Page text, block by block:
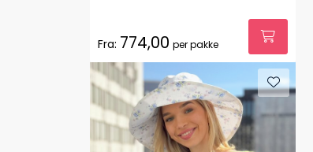
Fra: 774,00 per pakke